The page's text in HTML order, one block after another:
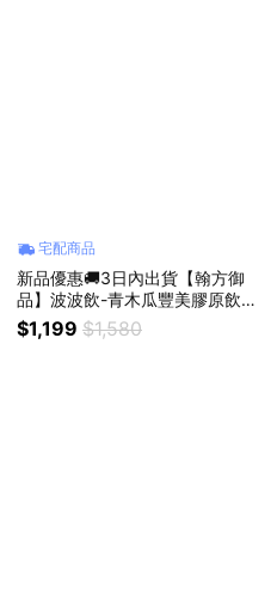
宅配商品
新品優惠🚚3日內出貨【翰方御
品】波波飲-青木瓜豐美膠原飲 2
盒 (10入/盒) 贈 品牌送禮提袋
$1,199 $1,580